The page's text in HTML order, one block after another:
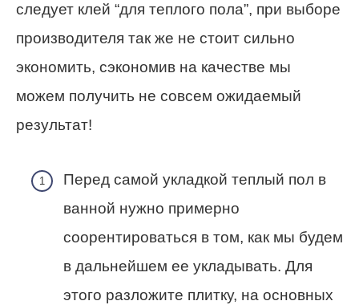
следует клей “для теплого пола”, при выборе
производителя так же не стоит сильно
экономить, сэкономив на качестве мы
можем получить не совсем ожидаемый
результат!
Перед самой укладкой теплый пол в
ванной нужно примерно
соорентироваться в том, как мы будем
в дальнейшем ее укладывать. Для
этого разложите плитку, на основных